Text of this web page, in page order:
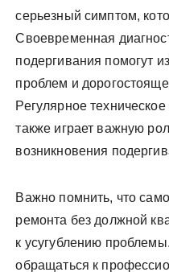
серьезный симптом,
Своевременная
подергивания помогут
проблем и
Регулярное
также играет важную
возникновения
Важно помнить, что
ремонта без должной
к усугублению
обращаться к